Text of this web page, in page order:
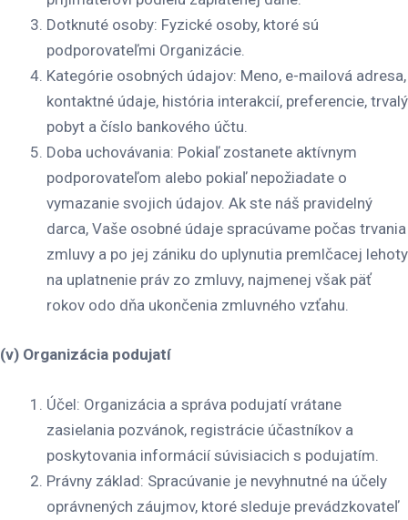
Dotknuté osoby: Fyzické osoby, ktoré sú
podporovateľmi Organizácie.
Kategórie osobných údajov: Meno, e-mailová adresa,
kontaktné údaje, história interakcií, preferencie, trvalý
pobyt a číslo bankového účtu.
Doba uchovávania: Pokiaľ zostanete aktívnym
podporovateľom alebo pokiaľ nepožiadate o
vymazanie svojich údajov. Ak ste náš pravidelný
darca, Vaše osobné údaje spracúvame počas trvania
zmluvy a po jej zániku do uplynutia premlčacej lehoty
na uplatnenie práv zo zmluvy, najmenej však päť
rokov odo dňa ukončenia zmluvného vzťahu.
(v) Organizácia podujatí
Účel: Organizácia a správa podujatí vrátane
zasielania pozvánok, registrácie účastníkov a
poskytovania informácií súvisiacich s podujatím.
Právny základ: Spracúvanie je nevyhnutné na účely
oprávnených záujmov, ktoré sleduje prevádzkovateľ